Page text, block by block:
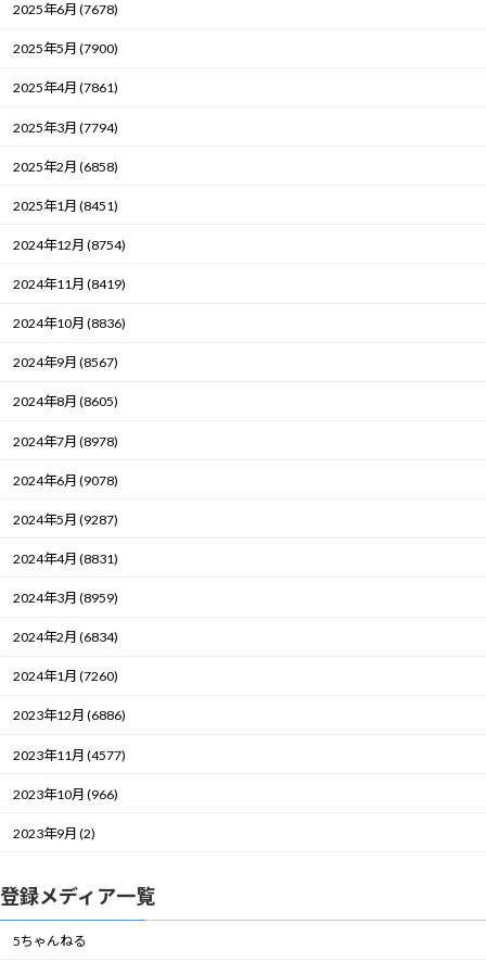
2025年6月 (7678)
2025年5月 (7900)
2025年4月 (7861)
2025年3月 (7794)
2025年2月 (6858)
2025年1月 (8451)
2024年12月 (8754)
2024年11月 (8419)
2024年10月 (8836)
2024年9月 (8567)
2024年8月 (8605)
2024年7月 (8978)
2024年6月 (9078)
2024年5月 (9287)
2024年4月 (8831)
2024年3月 (8959)
2024年2月 (6834)
2024年1月 (7260)
2023年12月 (6886)
2023年11月 (4577)
2023年10月 (966)
2023年9月 (2)
登録メディア一覧
5ちゃんねる